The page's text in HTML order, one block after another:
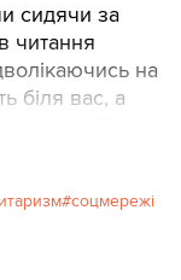
сидячи за
читання
на
біля вас, а
залишається
оптимізму, —
соцмережі